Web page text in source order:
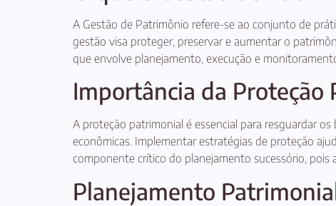
A Gestão de Patrimônio refere-se ao conjunto de
gestão visa proteger, preservar e aumentar o
que envolve planejamento, execução e
Importância da Proteção
A proteção patrimonial é essencial para resguardar
econômicas. Implementar estratégias de proteção
componente crítico do planejamento sucessório, pois
Planejamento